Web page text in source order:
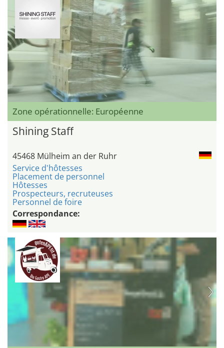
Zone opérationnelle: Européenne
Shining Staff
45468 Mülheim an der Ruhr
Service d'hôtesses
Placement de personnel
Hôtesses
Prospecteurs, recruteuses
Personnel de foire
Correspondance: